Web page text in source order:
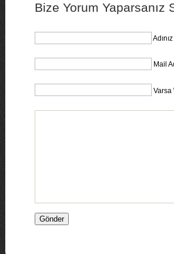
Bize Yorum Yaparsanız
Mail
Varsa